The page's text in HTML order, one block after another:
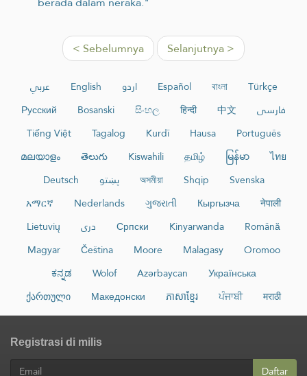
< Sebelumnya Selanjutnya >
عربي English اردو Español বাংলা
Türkçe
Русский
Bosanski සිංහල हिन्दी 中文
فارسی
Tiếng Việt
Tagalog Kurdî Hausa
Português
മലയാളം
తెలుగు Kiswahili தமிழ் မြန်မာ
ไทย
Deutsch
پښتو অসমীয়া Shqip
Svenska
አማርኛ
Nederlands ગુજરાતી Кыргызча
नेपाली
Lietuvių
دری Српски Kinyarwanda
Română
Magyar
Čeština Moore Malagasy
Oromoo
ಕನ್ನಡ
Wolof Azərbaycan
Українська
ქართული
Македонски ភាសាខ្មែរ ਪੰਜਾਬੀ मराठी
Registrasi di milis
Daftar